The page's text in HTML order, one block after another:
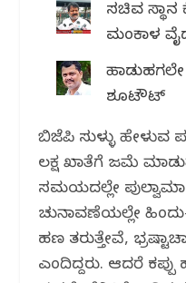
ಸಚಿವ
ಮಂಕಾಳ
ಹಾಡುಹಗಲೇ
ಶೂಟೌಟ್
ಬಿಜೆಪಿ ಸುಳ್ಳು ಹೇಳುವ
ಲಕ್ಷ ಖಾತೆಗೆ ಜಮೆ
ಸಮಯದಲ್ಲೇ ಪುಲ್ವಾಮಾ
ಚುನಾವಣೆಯಲ್ಲೇ ಹಿಂದು-
ಹಣ ತರುತ್ತೇವೆ,
ಎಂದಿದ್ದರು. ಆದರೆ